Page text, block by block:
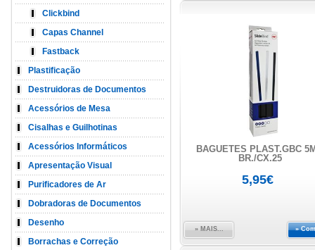
Clickbind
Capas Channel
Fastback
Plastificação
Destruidoras de Documentos
Acessórios de Mesa
Cisalhas e Guilhotinas
Acessórios Informáticos
Apresentação Visual
Purificadores de Ar
Dobradoras de Documentos
Desenho
Borrachas e Correção
BAGUETES PLAST.GBC
BR./CX.25
5,95€
»
» MAIS...